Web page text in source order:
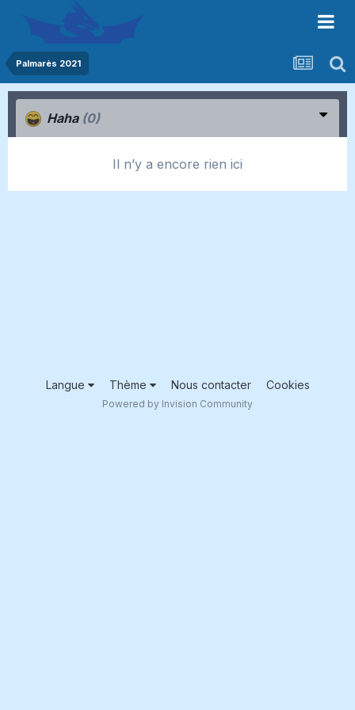
Palmarès 2021
Haha (0)
Il n’y a encore rien ici
Langue Thème Nous contacter Cookies
Powered by Invision Community